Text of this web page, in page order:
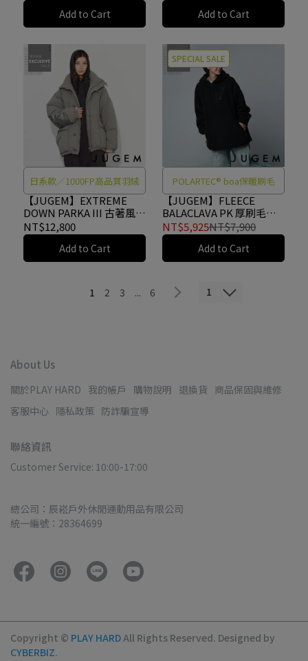
#4F920020139
Add to Cart
#4F920020162
Add to Cart
日系款／1000FP高品質羽絨
【JUGEM】EXTREME
DOWN PARKA III 古著風極
致保暖羽絨外套 SAGE
#4F920020161
NT$12,800
Add to Cart
SPECIAL SALE
POLARTEC® boa保暖刷毛
【JUGEM】FLEECE
BALACLAVA PK 厚刷毛保
暖連帽衫 BLACK
#4E920050105
NT$5,925NT$7,900
Add to Cart
1 2 3 ... 6 1
About Us
關於PLAY HARD 我的帳戶 購物說明 退換貨 商品保固與維修
客服中心 隱私政策 防詐騙宣導
聯絡資訊
Customer Service: 10:00-17:00
總公司：辰崧戶外休閒運動用品有限公司
統一編號：28364699
Copyright © PLAY HARDAll Rights Reserved. Designed by
CYBERBIZ.